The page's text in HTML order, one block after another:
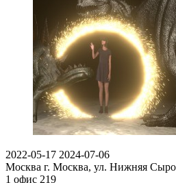
2022-05-17 2024-07-06
Москва г. Москва, ул. Нижняя
1 офис 219